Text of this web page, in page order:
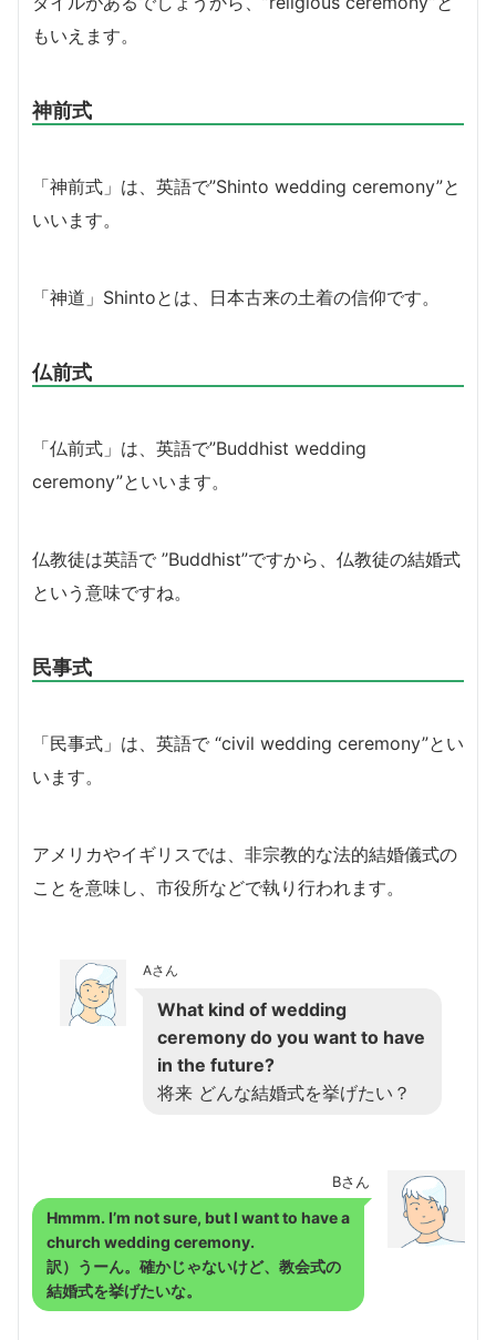
もいえます。
神前式
「神前式」は、英語で”Shinto wedding ceremony”と
いいます。
「神道」Shintoとは、日本古来の土着の信仰です。
仏前式
「仏前式」は、英語で”Buddhist wedding
ceremony”といいます。
仏教徒は英語で ”Buddhist”ですから、仏教徒の結婚式
という意味ですね。
民事式
「民事式」は、英語で “civil wedding ceremony”とい
います。
アメリカやイギリスでは、非宗教的な法的結婚儀式の
ことを意味し、市役所などで執り行われます。
Aさん
What kind of wedding
ceremony do you want to have
in the future?
将来 どんな結婚式を挙げたい？
Bさん
Hmmm. I’m not sure, but I want to have a
church wedding ceremony.
訳）うーん。確かじゃないけど、教会式の
結婚式を挙げたいな。